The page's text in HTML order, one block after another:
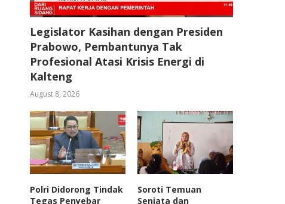
Legislator Kasihan dengan Presiden
Prabowo, Pembantunya Tak
Profesional Atasi Krisis Energi di
Kalteng
August 8, 2026
Polri Didorong Tindak
Tegas Penyebar
Soroti Temuan
Senjata dan